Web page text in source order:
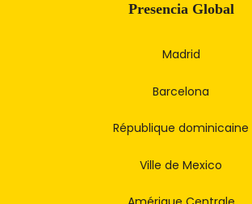
Presencia Global
Madrid
Barcelona
République dominicaine
Ville de Mexico